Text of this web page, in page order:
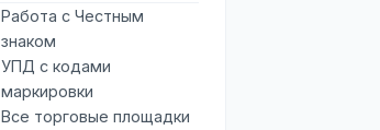
Работа с Честным
знаком
УПД с кодами
маркировки
Все торговые площадки